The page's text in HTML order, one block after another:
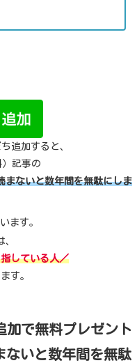
追加すると、
記事の
まないと数年間を無駄にしま
ます。
している人／
す。
加で無料プレゼント
ないと数年間を無駄